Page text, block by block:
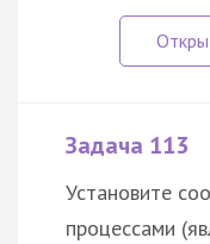
Задача 113
Установите
процессами